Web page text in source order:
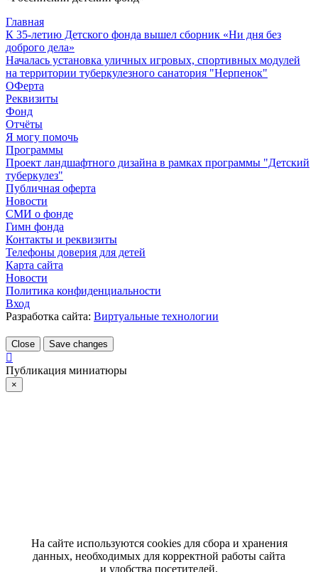
Главная
К 35-летию Детского фонда вышел сборник «Ни дня без
доброго дела»
Началась установка уличных игровых, спортивных модулей
на территории туберкулезного санатория "Нерпенок"
ОФерта
Реквизиты
Фонд
Отчёты
Я могу помочь
Программы
Проект ландшафтного дизайна в рамках программы "Детский
туберкулез"
Публичная оферта
Новости
СМИ о фонде
Гимн фонда
Контакты и реквизиты
Телефоны доверия для детей
Карта сайта
Новости
Политика конфиденциальности
Вход
Разработка сайта: Виртуальные технологии
Close Save changes
Публикация миниатюры
×
На сайте используются cookies для сбора и хранения
данных, необходимых для корректной работы сайта
и удобства посетителей.